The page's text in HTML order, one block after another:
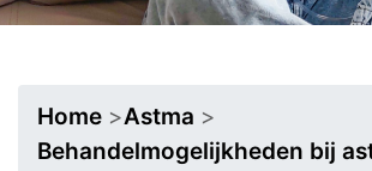
Home >Astma >
Behandelmogelijkheden bij